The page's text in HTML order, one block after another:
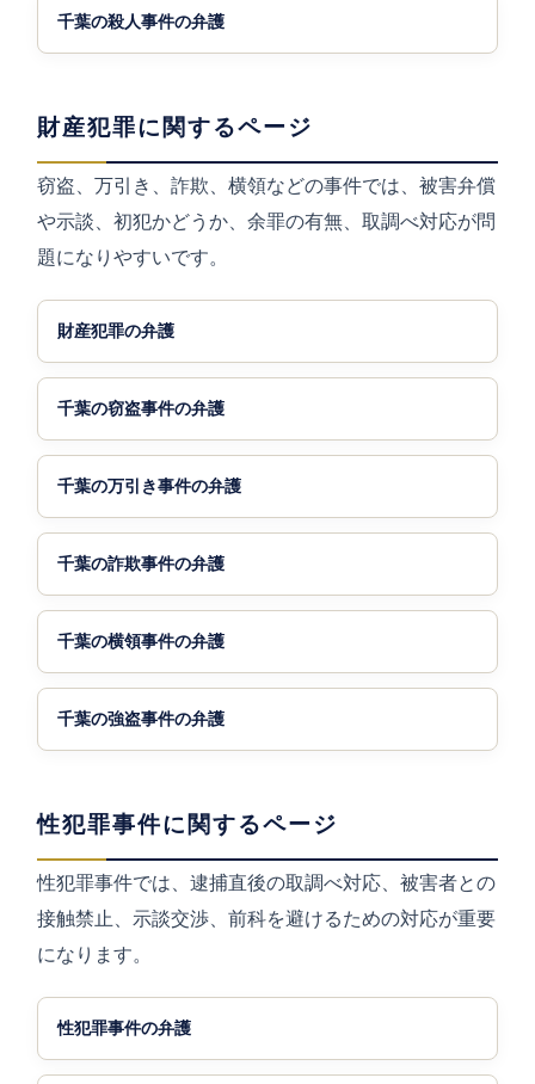
千葉の殺人事件の弁護
財産犯罪に関するページ
窃盗、万引き、詐欺、横領などの事件では、被害弁償
や示談、初犯かどうか、余罪の有無、取調べ対応が問
題になりやすいです。
財産犯罪の弁護
千葉の窃盗事件の弁護
千葉の万引き事件の弁護
千葉の詐欺事件の弁護
千葉の横領事件の弁護
千葉の強盗事件の弁護
性犯罪事件に関するページ
性犯罪事件では、逮捕直後の取調べ対応、被害者との
接触禁止、示談交渉、前科を避けるための対応が重要
になります。
性犯罪事件の弁護